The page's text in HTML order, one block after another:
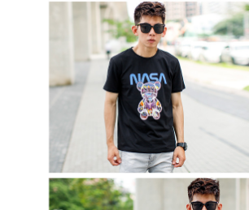
https://
１．透過由恩沛科技股份有限公司提供之「AFTEE先
易，需依本服務之必要範圍內提供個人資料，並將交
權轉讓予恩沛科技股份有限公司。
２．關於個人資料處理事宜，請瀏覽以下網址：
https://aftee.tw/terms/#terms3
３．未成年的使用者請事先徵得法定代理人或監護人
「AFTEE先享後付」，若未經同意申辦者引起之損失
４．使用「AFTEE先享後付」時，將依據個別帳號之
時審查核予不同之上限額度；若仍有額度不足之情形
請求用戶進行身份認證。
每筆NT$80，滿NT$1,800(含以上)免運費
每筆NT$120，滿NT$3,000(含以上)免運費